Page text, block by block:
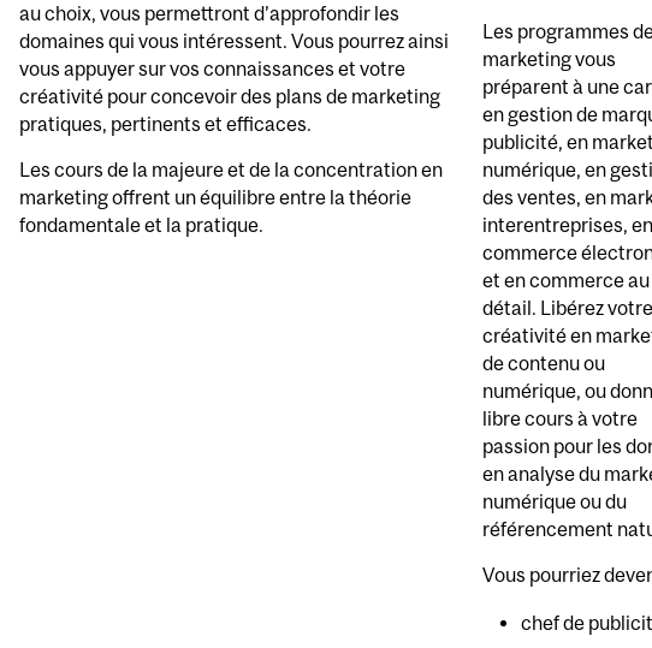
au choix, vous permettront d’approfondir les
domaines qui vous intéressent. Vous pourrez ainsi
vous appuyer sur vos connaissances et votre
créativité pour concevoir des plans de marketing
pratiques, pertinents et efficaces.
Les cours de la majeure et de la concentration en
marketing offrent un équilibre entre la théorie
fondamentale et la pratique.
Les programmes
marketing vous
préparent à une
en gestion de
publicité, en
numérique, en
des ventes, en
interentreprises, en
commerce
et en commerce au
détail. Libérez votre
créativité en
de contenu ou
numérique, ou
libre cours à votre
passion pour les
en analyse du
numérique ou du
référencement
Vous pourriez
chef de